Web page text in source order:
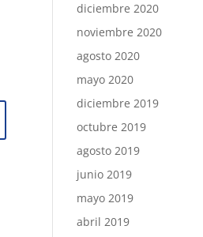
diciembre 2020
noviembre 2020
agosto 2020
mayo 2020
diciembre 2019
octubre 2019
agosto 2019
junio 2019
mayo 2019
abril 2019